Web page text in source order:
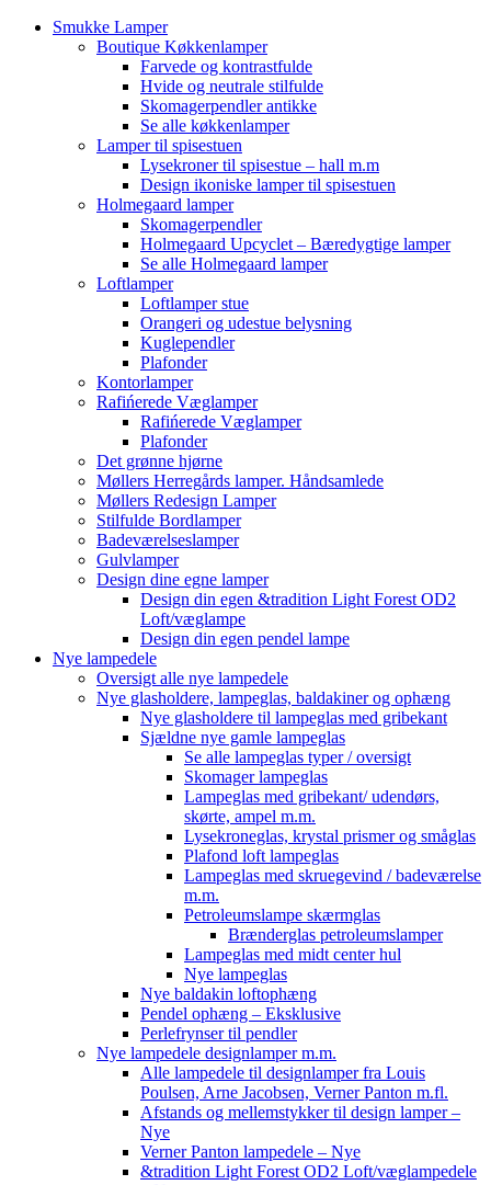
Smukke Lamper
Boutique Køkkenlamper
Farvede og kontrastfulde
Hvide og neutrale stilfulde
Skomagerpendler antikke
Se alle køkkenlamper
Lamper til spisestuen
Lysekroner til spisestue – hall m.m
Design ikoniske lamper til spisestuen
Holmegaard lamper
Skomagerpendler
Holmegaard Upcyclet – Bæredygtige lamper
Se alle Holmegaard lamper
Loftlamper
Loftlamper stue
Orangeri og udestue belysning
Kuglependler
Plafonder
Kontorlamper
Rafińerede Væglamper
Rafińerede Væglamper
Plafonder
Det grønne hjørne
Møllers Herregårds lamper. Håndsamlede
Møllers Redesign Lamper
Stilfulde Bordlamper
Badeværelseslamper
Gulvlamper
Design dine egne lamper
Design din egen &tradition Light Forest OD2
Loft/væglampe
Design din egen pendel lampe
Nye lampedele
Oversigt alle nye lampedele
Nye glasholdere, lampeglas, baldakiner og ophæng
Nye glasholdere til lampeglas med gribekant
Sjældne nye gamle lampeglas
Se alle lampeglas typer / oversigt
Skomager lampeglas
Lampeglas med gribekant/ udendørs,
skørte, ampel m.m.
Lysekroneglas, krystal prismer og småglas
Plafond loft lampeglas
Lampeglas med skruegevind / badeværelse
m.m.
Petroleumslampe skærmglas
Brænderglas petroleumslamper
Lampeglas med midt center hul
Nye lampeglas
Nye baldakin loftophæng
Pendel ophæng – Eksklusive
Perlefrynser til pendler
Nye lampedele designlamper m.m.
Alle lampedele til designlamper fra Louis
Poulsen, Arne Jacobsen, Verner Panton m.fl.
Afstands og mellemstykker til design lamper –
Nye
Verner Panton lampedele – Nye
&tradition Light Forest OD2 Loft/væglampedele